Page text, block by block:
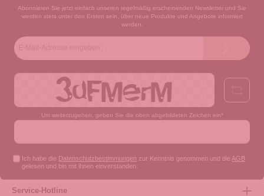
Abonnieren Sie jetzt einfach unseren regelmäßig erscheinenden Newsletter und Sie
werden stets unter den Ersten sein, über neue Produkte und Angebote informiert
werden.
Um weiterzugehen, geben Sie die oben abgebildeten Zeichen ein*
Ich habe die Datenschutzbestimmungen zur Kenntnis genommen und die AGB
gelesen und bin mit ihnen einverstanden.
Service-Hotline